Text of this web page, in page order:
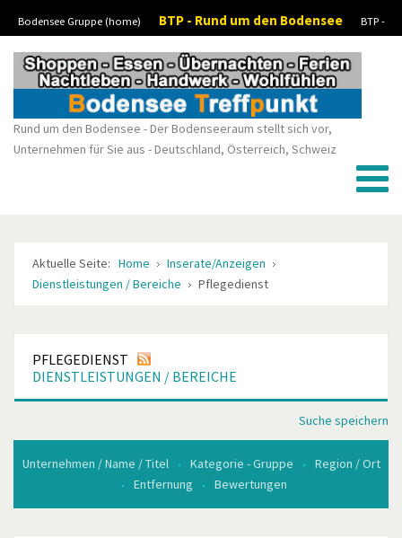
Bodensee Gruppe (home) BTP - Rund um den Bodensee
BTP -
Kleinanzeigen
Rund um den Bodensee - Der Bodenseeraum stellt sich vor,
Unternehmen für Sie aus - Deutschland, Österreich, Schweiz
Aktuelle Seite: Home
Inserate/Anzeigen
Dienstleistungen / Bereiche
Pflegedienst
PFLEGEDIENST
DIENSTLEISTUNGEN / BEREICHE
Suche speichern
Unternehmen / Name / Titel Kategorie - Gruppe
Region / Ort
Entfernung
Bewertungen